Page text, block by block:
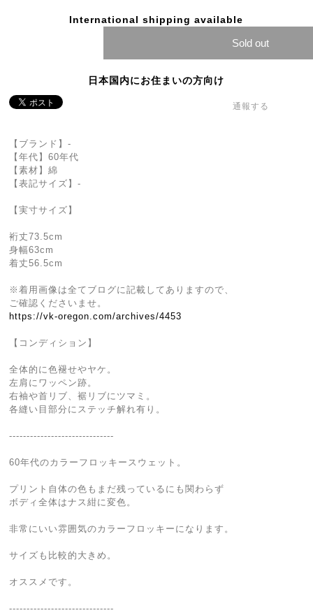
International shipping available
Sold out
日本国内にお住まいの方向け
通報する
【ブランド】-
【年代】60年代
【素材】綿
【表記サイズ】-
【実寸サイズ】
裄丈73.5cm
身幅63cm
着丈56.5cm
※着用画像は全てブログに記載してありますので、
ご確認くださいませ。
https://vk-oregon.com/archives/4453
【コンディション】
全体的に色褪せやヤケ。
左肩にワッペン跡。
右袖や首リブ、裾リブにツマミ。
各縫い目部分にステッチ解れ有り。
------------------------------
60年代のカラーフロッキースウェット。
プリント自体の色もまだ残っているにも関わらず
ボディ全体はナス紺に変色。
非常にいい雰囲気のカラーフロッキーになります。
サイズも比較的大きめ。
オススメです。
------------------------------